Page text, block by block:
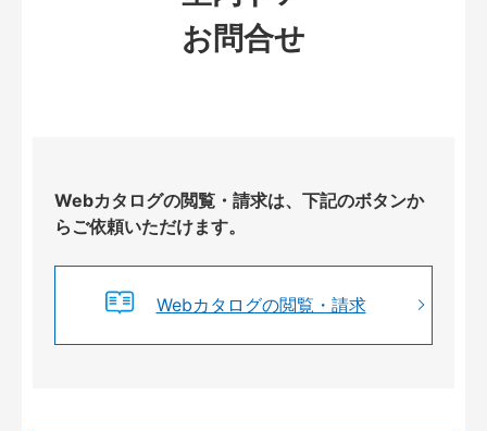
お問合せ
Webカタログの閲覧・請求は、下記のボタンか
らご依頼いただけます。
Webカタログの閲覧・請求